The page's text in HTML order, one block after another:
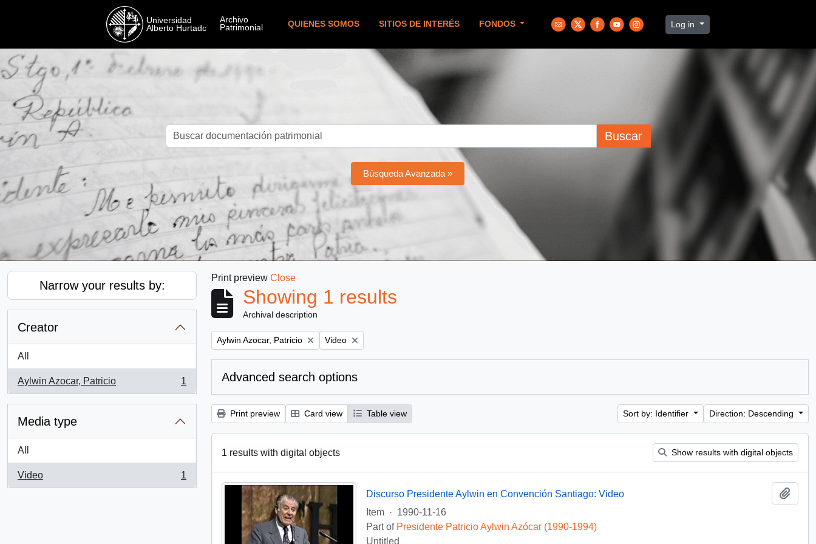
QUIENES SOMOS SITIOS DE INTERÉS FONDOS Log in
Buscar
Búsqueda Avanzada »
Narrow your results by:
Creator
All
Aylwin Azocar, Patricio
, 1 results
1
Media type
All
Video
, 1 results
1
Print preview Close
Showing 1 results
Archival description
Remove filter:
Aylwin Azocar, Patricio Remove filter:
Video
Advanced search options
Print preview Card view Table view Sort by: Identifier Direction: Descending
1 results with digital objects Show results with digital objects
Discurso Presidente Aylwin en Convención Santiago: Video
Item
· 1990-11-16
Part of Presidente Patricio Aylwin Azócar (1990-1994)
Untitled